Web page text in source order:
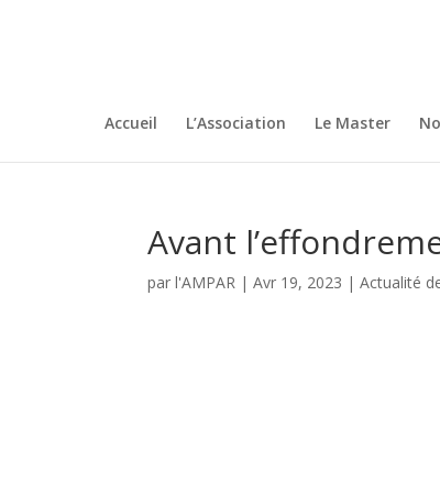
Accueil L’Association Le Master
Avant
parl'AMPAR |Avr 19, 2023 |Actualité